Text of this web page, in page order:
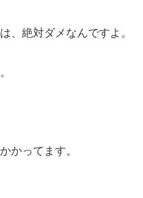
、絶対ダメなんですよ。
かってます。